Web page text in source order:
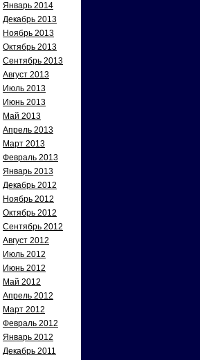
Январь 2014
Декабрь 2013
Ноябрь 2013
Октябрь 2013
Сентябрь 2013
Август 2013
Июль 2013
Июнь 2013
Май 2013
Апрель 2013
Март 2013
Февраль 2013
Январь 2013
Декабрь 2012
Ноябрь 2012
Октябрь 2012
Сентябрь 2012
Август 2012
Июль 2012
Июнь 2012
Май 2012
Апрель 2012
Март 2012
Февраль 2012
Январь 2012
Декабрь 2011